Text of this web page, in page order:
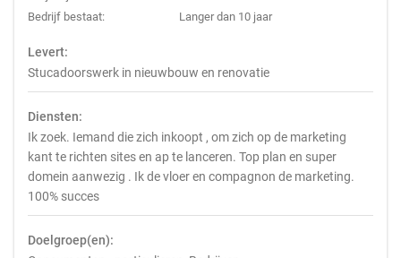
Bedrijf bestaat:
Langer dan 10 jaar
Levert:
Stucadoorswerk in nieuwbouw en renovatie
Diensten:
Ik zoek. Iemand die zich inkoopt , om zich op de marketing
kant te richten sites en ap te lanceren. Top plan en super
domein aanwezig . Ik de vloer en compagnon de marketing.
100% succes
Doelgroep(en):